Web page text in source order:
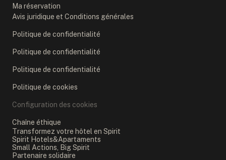
Ma réservation
Avis juridique et Conditions générales
Politique de confidentialité
Politique de confidentialité
Politique de confidentialité
Politique de cookies
Configuration des cookies
Chaîne éthique
Transformez votre hôtel en Spirit
Spirit Hotels&Apartaments
Small Actions, Big Spirit
Partenaire solidaire